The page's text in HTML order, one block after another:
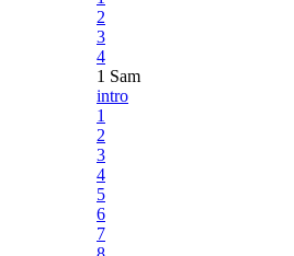
2
3
4
1 Sam
intro
1
2
3
4
5
6
7